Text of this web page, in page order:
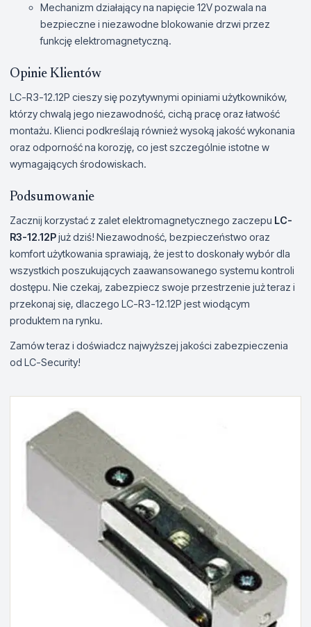
Mechanizm działający na napięcie 12V pozwala na
bezpieczne i niezawodne blokowanie drzwi przez
funkcję elektromagnetyczną.
Opinie Klientów
LC-R3-12.12P cieszy się pozytywnymi opiniami użytkowników,
którzy chwalą jego niezawodność, cichą pracę oraz łatwość
montażu. Klienci podkreślają również wysoką jakość wykonania
oraz odporność na korozję, co jest szczególnie istotne w
wymagających środowiskach.
Podsumowanie
Zacznij korzystać z zalet elektromagnetycznego zaczepu LC-
R3-12.12Pjuż dziś! Niezawodność, bezpieczeństwo oraz
komfort użytkowania sprawiają, że jest to doskonały wybór dla
wszystkich poszukujących zaawansowanego systemu kontroli
dostępu. Nie czekaj, zabezpiecz swoje przestrzenie już teraz i
przekonaj się, dlaczego LC-R3-12.12P jest wiodącym
produktem na rynku.
Zamów teraz i doświadcz najwyższej jakości zabezpieczenia
od LC-Security!